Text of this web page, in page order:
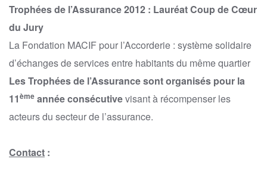
Trophées de l’Assurance 2012 : Lauréat Coup de Cœur
du Jury
La Fondation MACIF pour l’Accorderie : système solidaire
d’échanges de services entre habitants du même quartier
Les Trophées de l’Assurance sont organisés pour la
11ème année consécutivevisant à récompenser les
acteurs du secteur de l’assurance.
Contact :